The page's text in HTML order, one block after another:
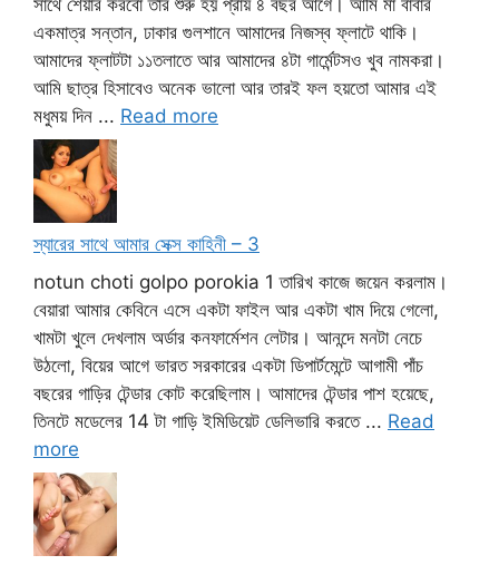
একমাত্র সন্তান, ঢাকার গুলশানে আমাদের নিজস্ব ফ্লাটে থাকি।
আমাদের ফ্লাটটা ১১তলাতে আর আমাদের ৪টা গার্মেন্টসও খুব নামকরা।
আমি ছাত্র হিসাবেও অনেক ভালো আর তারই ফল হয়তো আমার এই
মধুময় দিন ... Read more
স্যারের সাথে আমার সেক্স কাহিনী – 3
notun choti golpo porokia 1 তারিখ কাজে জয়েন করলাম।
বেয়ারা আমার কেবিনে এসে একটা ফাইল আর একটা খাম দিয়ে গেলো,
খামটা খুলে দেখলাম অর্ডার কনফার্মেশন লেটার। আনন্দে মনটা নেচে
উঠলো, বিয়ের আগে ভারত সরকারের একটা ডিপার্টমেন্টে আগামী পাঁচ
বছরের গাড়ির টেন্ডার কোট করেছিলাম। আমাদের টেন্ডার পাশ হয়েছে,
তিনটে মডেলের 14 টা গাড়ি ইমিডিয়েট ডেলিভারি করতে ... Read
more